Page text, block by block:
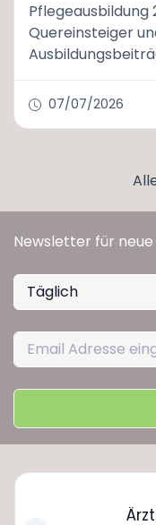
Pflegeausbildung
Quereinsteiger
Ablauf und
07/07/2026
Newsletter für
Täglich